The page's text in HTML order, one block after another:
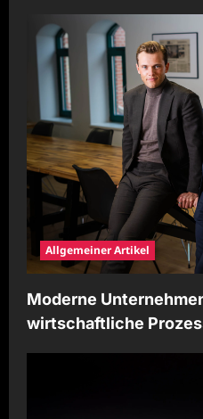
Allgemeiner Artikel
Moderne
wirtschaftliche